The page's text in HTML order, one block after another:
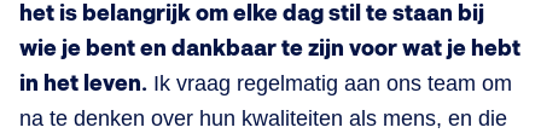
het is belangrijk om elke dag stil te staan bij
wie je bent en dankbaar te zijn voor wat je hebt
in het leven. Ik vraag regelmatig aan ons team om
na te denken over hun kwaliteiten als mens, en die